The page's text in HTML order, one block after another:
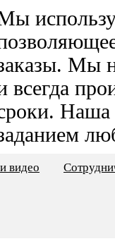
Мы
всегда
Наша
видео